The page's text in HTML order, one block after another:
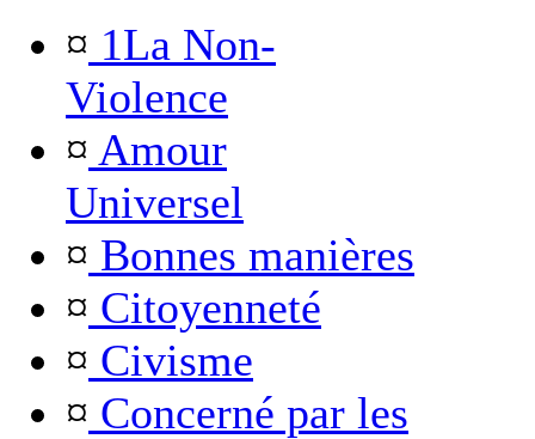
¤ 1La Non-
Violence
¤ Amour
Universel
¤ Bonnes manières
¤ Citoyenneté
¤ Civisme
¤ Concerné par les